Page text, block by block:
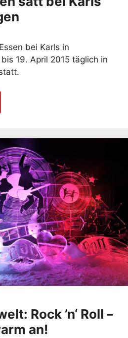
bei Karls in
19. April 2015 täglich in
Rock ’n‘ Roll –
an!